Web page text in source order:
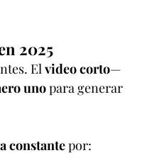
2025
El video corto—
uno para generar
constante por: